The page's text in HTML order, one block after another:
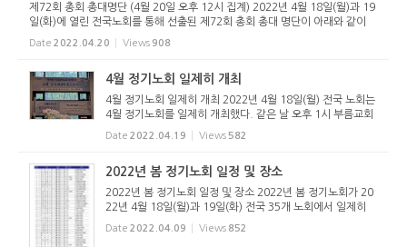
제72회 총회 총대명단 (4월 20일 오후 12시 집계) 2022년 4월 18일(월)과 19
일(화)에 열린 전국노회를 통해 선출된 제72회 총회 총대 명단이 아래와 같이
집계되었다. 강원노회 목사: 박종암 정승남 송인구 장로: 박병수 공성규 김은균
경기동부노회 목사: 배...
Date 2022.04.20 Views 908
4월 정기노회 일제히 개최
4월 정기노회 일제히 개최 2022년 4월 18일(월) 전국 노회는
4월 정기노회를 일제히 개최했다. 같은 날 오후 1시 부름교회
당(서울시 강남구 현릉로 590길 85)에서 열린 제10회 서울남
부노회 정기노회는 노회장 강영진 목사의 인도로 예배를 드림
Date 2022.04.19 Views 582
2022년 봄 정기노회 일정 및 장소
2022년 봄 정기노회 일정 및 장소 2022년 봄 정기노회가 20
22년 4월 18일(월)과 19일(화) 전국 35개 노회에서 일제히
개최된다. 계속되는 코로나 상황으로 인해 모든 노회가 하루만
개최하며, 울산남부노회, 전북노회만이 19일(화)에 개최하며,
Date 2022.04.09 Views 852